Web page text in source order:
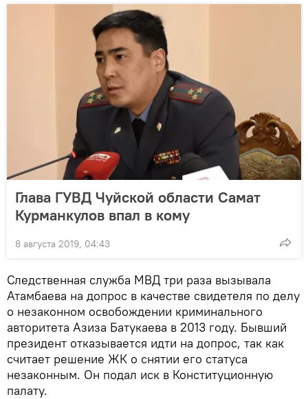
Глава ГУВД Чуйской области Самат
Курманкулов впал в кому
8 августа 2019, 04:43
Следственная служба МВД три раза вызывала
Атамбаева на допрос в качестве свидетеля по делу
о незаконном освобождении криминального
авторитета Азиза Батукаева в 2013 году. Бывший
президент отказывается идти на допрос, так как
считает решение ЖК о снятии его статуса
незаконным. Он подал иск в Конституционную
палату.